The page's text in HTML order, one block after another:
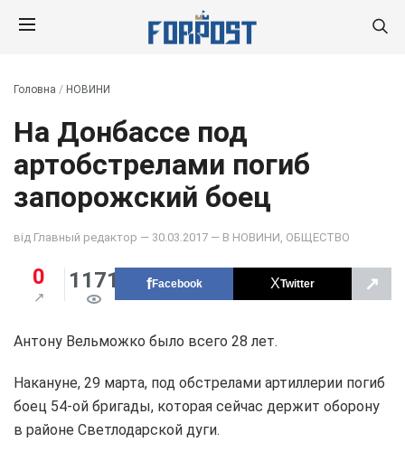
Головна / НОВИНИ
На Донбассе под
артобстрелами погиб
запорожский боец
від Главный редактор — 30.03.2017 — В НОВИНИ ОБЩЕСТВО
0 1171 Facebook Twitter ↗
Антону Вельможко было всего 28 лет.
Накануне, 29 марта, под обстрелами артиллерии погиб
боец 54-ой бригады, которая сейчас держит оборону
в районе Светлодарской дуги.